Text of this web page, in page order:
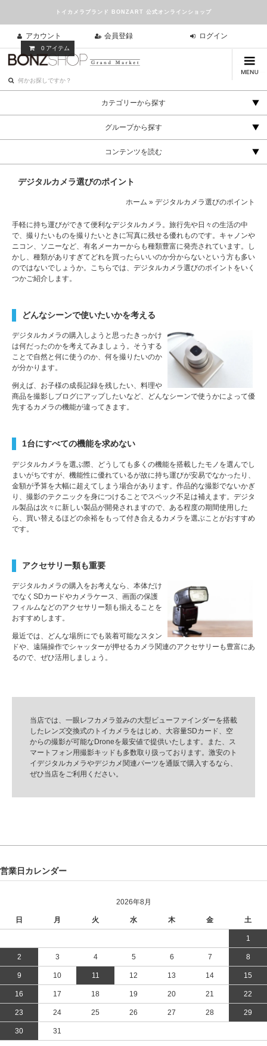
トイカメラブランド BONZART 公式オンラインショップ
アカウント 会員登録 ログイン
0 アイテム
カテゴリーから探す
グループから探す
コンテンツを読む
デジタルカメラ選びのポイント
ホーム » デジタルカメラ選びのポイント
手軽に持ち運びができて便利なデジタルカメラ 。旅行先や日々の生活の中
で、撮りたいものを撮りたいときに写真に残せる優れものです。キャノンや
ニコン、ソニーなど、有名メーカーからも種類豊富に発売されています。し
かし、種類がありすぎてどれを買ったらいいのか分からないという方も多い
のではないでしょうか。こちらでは、デジタルカメラ選びのポイントをいく
つかご紹介します。
どんなシーンで使いたいかを考える
デジタルカメラの購入しようと思ったきっかけ
は何だったのかを考えてみましょう。そうする
ことで自然と何に使うのか、何を撮りたいのか
が分かります。
例えば、お子様の成長記録を残したい、料理や
商品を撮影しブログにアップしたいなど、どんなシーンで使うかによって優
先するカメラの機能が違ってきます。
1台にすべての機能を求めない
デジタルカメラを選ぶ際、どうしても多くの機能を搭載したモノを選んでし
まいがちですが、機能性に優れているが故に持ち運びが安易でなかったり、
金額が予算を大幅に超えてしまう場合があります。作品的な撮影でないかぎ
り、撮影のテクニックを身につけることでスペック不足は補えます。デジタ
ル製品は次々に新しい製品が開発されますので、ある程度の期間使用した
ら、買い替えるほどの余裕をもって付き合えるカメラを選ぶことがおすすめ
です。
アクセサリー類も重要
デジタルカメラの購入をお考えなら、本体だけ
でなくSDカードやカメラケース、画面の保護
フィルムなどのアクセサリー類も揃えることを
おすすめします。
最近では、どんな場所にでも装着可能なスタン
ドや、遠隔操作でシャッターが押せるカメラ関連のアクセサリーも豊富にあ
るので、ぜひ活用しましょう。
当店では、 一眼レフカメラ並みの大型ビューファインダーを搭載
した レンズ交換式のトイカメラをはじめ、大容量SDカード、空
からの撮影が可能なDroneを最安値で提供いたします。また、ス
マートフォン用撮影キッドも多数取り扱っております。 激安のト
イデジタルカメラやデジカメ 関連パーツを通販で購入するなら、
ぜひ当店をご利用ください。
営業日カレンダー
2026年8月
日 月 火 水 木 金 土
1
2 3 4 5 6 7 8
9 10 11 12 13 14 15
16 17 18 19 20 21 22
23 24 25 26 27 28 29
30 31